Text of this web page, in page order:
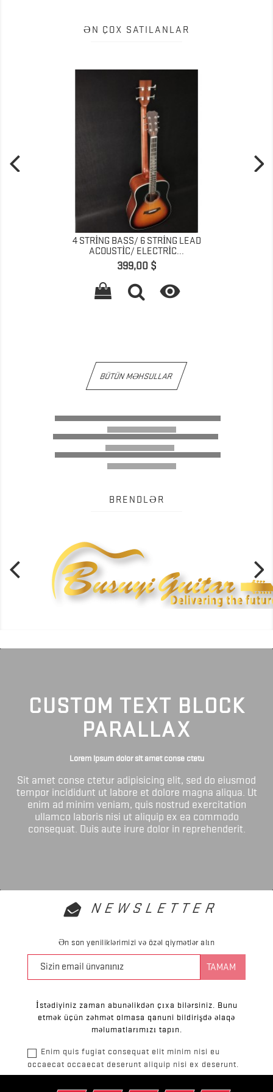
ƏN ÇOX SATILANLAR
4 STRING BASS/ 6 STRING LEAD
ACOUSTIC/ ELECTRIC...
Prix
HT
399,00 $

BÜTÜN MƏHSULLAR
BRENDLƏR
CUSTOM TEXT BLOCK
PARALLAX
Lorem ipsum dolor sit amet conse ctetu
Sit amet conse ctetur adipisicing elit, sed do eiusmod
tempor incididunt ut labore et dolore magna aliqua. Ut
enim ad minim veniam, quis nostrud exercitation
ullamco laboris nisi ut aliquip ex ea commodo
consequat. Duis aute irure dolor in reprehenderit.
NEWSLETTER
Ən son yeniliklərimizi və özəl qiymətlər alın
İstədiyiniz zaman abunəlikdən çıxa bilərsiniz. Bunu
etmək üçün zəhmət olmasa qanuni bildirişdə əlaqə
məlumatlarımızı tapın.
Enim quis fugiat consequat elit minim nisi eu
occaecat occaecat deserunt aliquip nisi ex deserunt.